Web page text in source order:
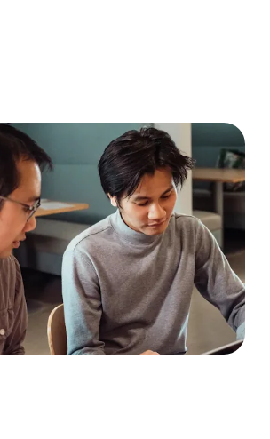
ญ: Linux และ SQL
กคาม และช่องโหว่เพื่อช่วยในการตรวจ
: การตรวจจับและรายงาน
อดภัยทางไซเบอร์โดยอัตโนมัติด้วย
ริง: เตรียมพร้อมสำหรับงานรักษาความ
ซเบอร์